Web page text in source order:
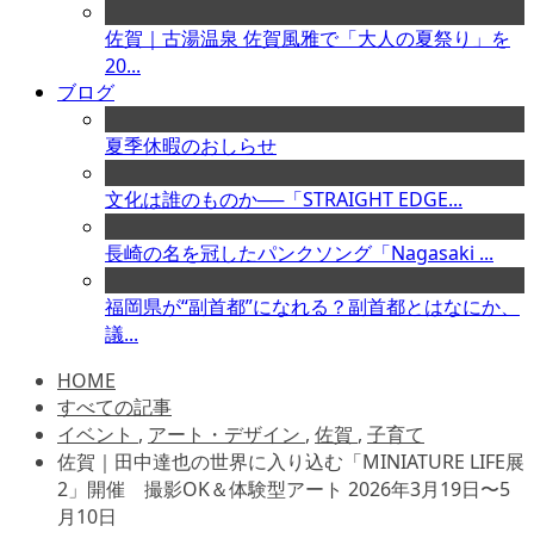
佐賀｜古湯温泉 佐賀風雅で「大人の夏祭り」を
20...
ブログ
夏季休暇のおしらせ
文化は誰のものか──「STRAIGHT EDGE...
長崎の名を冠したパンクソング「Nagasaki ...
福岡県が“副首都”になれる？副首都とはなにか、
議...
HOME
すべての記事
イベント , アート・デザイン , 佐賀 , 子育て
佐賀｜田中達也の世界に入り込む「MINIATURE LIFE展
2」開催 撮影OK＆体験型アート 2026年3月19日〜5
月10日